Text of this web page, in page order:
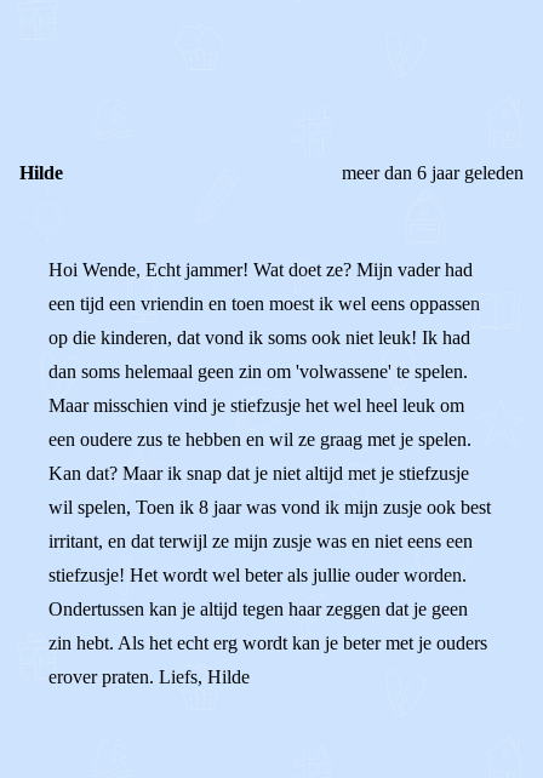
Hilde meer dan 6 jaar geleden
Hoi Wende, Echt jammer! Wat doet ze? Mijn vader had
een tijd een vriendin en toen moest ik wel eens oppassen
op die kinderen, dat vond ik soms ook niet leuk! Ik had
dan soms helemaal geen zin om 'volwassene' te spelen.
Maar misschien vind je stiefzusje het wel heel leuk om
een oudere zus te hebben en wil ze graag met je spelen.
Kan dat? Maar ik snap dat je niet altijd met je stiefzusje
wil spelen, Toen ik 8 jaar was vond ik mijn zusje ook best
irritant, en dat terwijl ze mijn zusje was en niet eens een
stiefzusje! Het wordt wel beter als jullie ouder worden.
Ondertussen kan je altijd tegen haar zeggen dat je geen
zin hebt. Als het echt erg wordt kan je beter met je ouders
erover praten. Liefs, Hilde